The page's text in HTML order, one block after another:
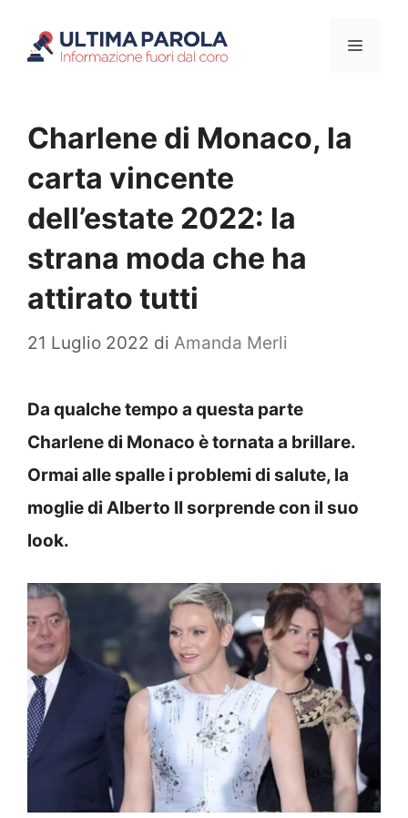
Menu
Charlene di Monaco, la
carta vincente
dell’estate 2022: la
strana moda che ha
attirato tutti
21 Luglio 2022 di Amanda Merli
Da qualche tempo a questa parte
Charlene di Monaco è tornata a brillare.
Ormai alle spalle i problemi di salute, la
moglie di Alberto II sorprende con il suo
look.